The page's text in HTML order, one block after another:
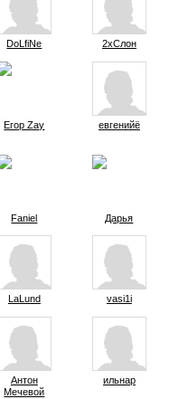
DoLfiNe 2xСлон
Егор Zay евгенийё
Faniel Дарья
LaLund vasi1i
Антон
Мечевой
ильнар